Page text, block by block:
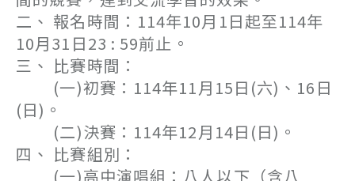
二、 報名時間：114年10月1日起至114年
10月31日23 : 59前止。
三、 比賽時間：
(一)初賽：114年11月15日(六)、16日
(日)。
(二)決賽：114年12月14日(日)。
四、 比賽組別：
(一)高中演唱組：八人以下（含八